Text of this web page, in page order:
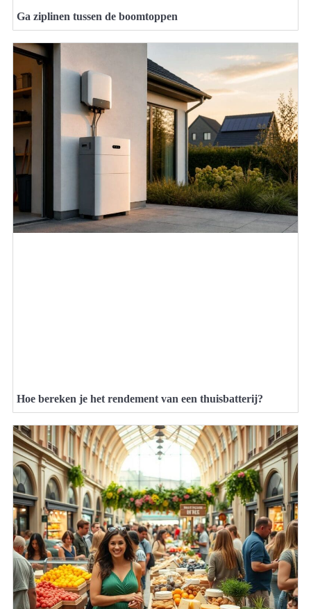
Ga ziplinen tussen de boomtoppen
Hoe bereken je het rendement van een thuisbatterij?